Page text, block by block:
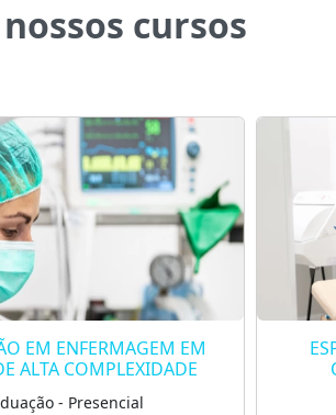
cursos
EM ENFERMAGEM
E GINECOLÓGICA
- Presencial